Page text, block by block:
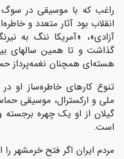
راغب که با موسیقی در
انقلاب بود آثار متعدد و
آزادی»، «آمریکا ننگ به
گذاشت و تا همین سالهای
هسته‌ای همچنان نغمه‌پرداز
تنوع کارهای خاطره‌ساز او
ملی و ارکسترال، موسیقی
گیلان از او یک چهره
است.
مردم ایران اگر فتح خرمشهر